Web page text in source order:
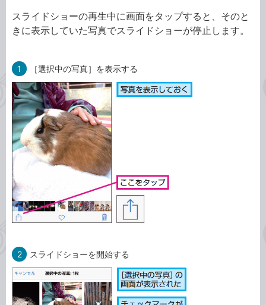
スライドショーの再生中に画面をタップすると、そのと
きに表示していた写真でスライドショーが停止します。
1 ［選択中の写真］を表示する
2 スライドショーを開始する